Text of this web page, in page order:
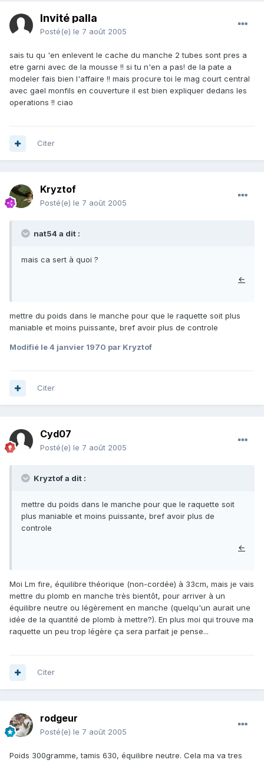
Invité palla
Posté(e) le 7 août 2005
sais tu qu 'en enlevent le cache du manche 2 tubes sont pres a
etre garni avec de la mousse !! si tu n'en a pas! de la pate a
modeler fais bien l'affaire !! mais procure toi le mag court central
avec gael monfils en couverture il est bien expliquer dedans les
operations !! ciao
Citer
Kryztof
Posté(e) le 7 août 2005
nat54 a dit :
mais ca sert à quoi ?
←
mettre du poids dans le manche pour que le raquette soit plus
maniable et moins puissante, bref avoir plus de controle
Modifié le 4 janvier 1970 par Kryztof
Citer
Cyd07
Posté(e) le 7 août 2005
Kryztof a dit :
mettre du poids dans le manche pour que le raquette soit
plus maniable et moins puissante, bref avoir plus de
controle
←
Moi Lm fire, équilibre théorique (non-cordée) à 33cm, mais je vais
mettre du plomb en manche très bientôt, pour arriver à un
équilibre neutre ou légèrement en manche (quelqu'un aurait une
idée de la quantité de plomb à mettre?). En plus moi qui trouve ma
raquette un peu trop légère ça sera parfait je pense...
Citer
rodgeur
Posté(e) le 7 août 2005
Poids 300gramme, tamis 630, équilibre neutre. Cela ma va tres